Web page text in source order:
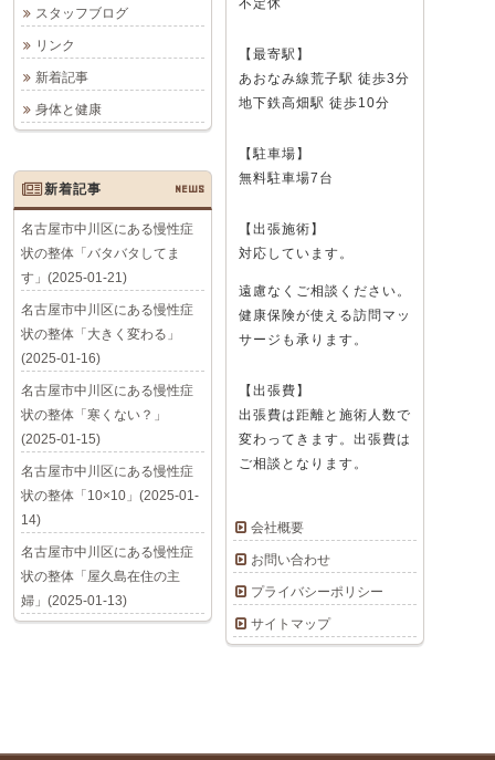
不定休
【最寄駅】
あおなみ線荒子駅 徒歩3分
地下鉄高畑駅 徒歩10分
【駐車場】
無料駐車場7台
【出張施術】
対応しています。
遠慮なくご相談ください。
健康保険が使える訪問マッ
サージも承ります。
【出張費】
出張費は距離と施術人数で
変わってきます。出張費は
ご相談となります。
会社概要
お問い合わせ
プライバシーポリシー
サイトマップ
スタッフブログ
リンク
新着記事
身体と健康
新着記事 NEWS
名古屋市中川区にある慢性症
状の整体「バタバタしてま
す」(2025-01-21)
名古屋市中川区にある慢性症
状の整体「大きく変わる」
(2025-01-16)
名古屋市中川区にある慢性症
状の整体「寒くない？」
(2025-01-15)
名古屋市中川区にある慢性症
状の整体「10×10」(2025-01-
14)
名古屋市中川区にある慢性症
状の整体「屋久島在住の主
婦」(2025-01-13)